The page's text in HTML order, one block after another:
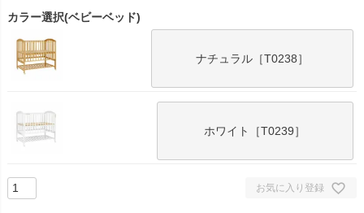
カラー選択(ベビーベッド)
ナチュラル［T0238］
ホワイト［T0239］
お気に入り登録